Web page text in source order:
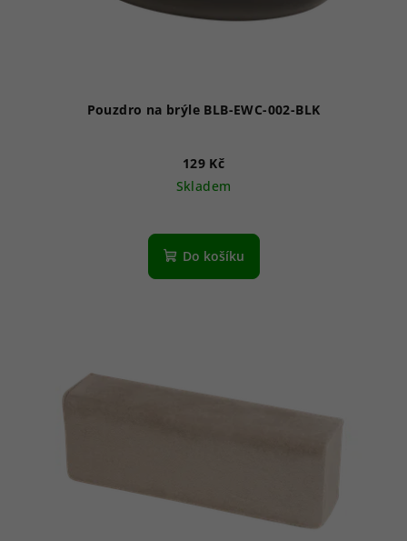
Pouzdro na brýle BLB-EWC-002-BLK
129 Kč
Skladem
Do košíku